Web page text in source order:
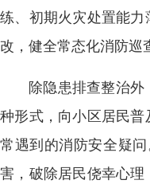
练、初期火灾处置能
改，健全常态化消防巡
除隐患排查整治
种形式，向小区居民
常遇到的消防安全疑
害，破除居民侥幸心